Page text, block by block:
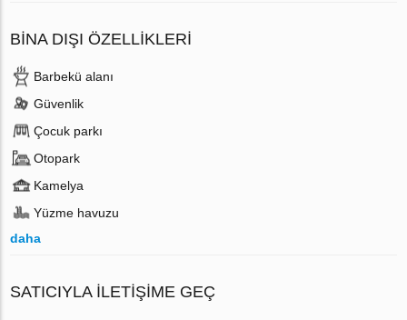
BINA DIŞI ÖZELLIKLERI
Barbekü alanı
Güvenlik
Çocuk parkı
Otopark
Kamelya
Yüzme havuzu
daha
SATICIYLA ILETIŞIME GEÇ